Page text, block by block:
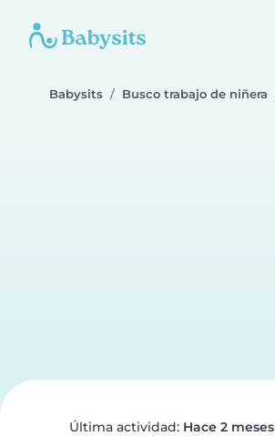
Babysits Busco trabajo de niñera
Última actividad: Hace 2 meses